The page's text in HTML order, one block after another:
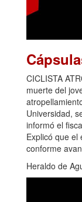
CICLISTA
muerte del
Universidad,
informó el
Explicó que el
conforme
Heraldo de